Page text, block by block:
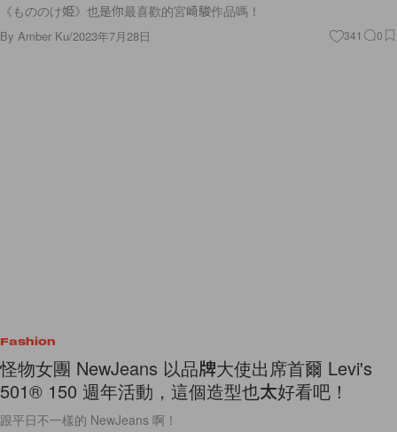
《もののけ姫》也是你最喜歡的宮崎駿作品嗎！
By Amber Ku/2023年7月28日 341 0
Fashion
怪物女團 NewJeans 以品牌大使出席首爾 Levi's
501® 150 週年活動，這個造型也太好看吧！
跟平日不一樣的 NewJeans 啊！